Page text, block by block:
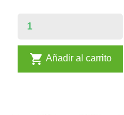
 Añadir al carrito